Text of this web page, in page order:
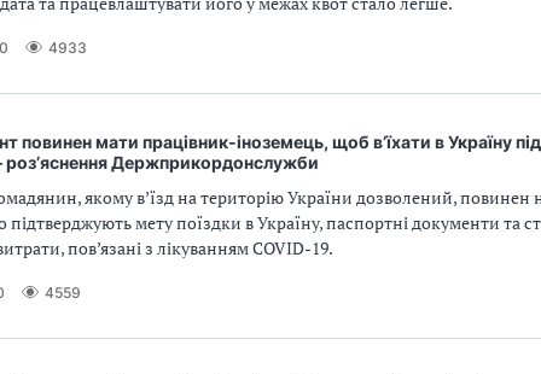
4933
повинен мати працівник-іноземець, щоб в’їхати в Україну
Держприкордонслужби
якому в’їзд на територію України дозволений, повинен
мету поїздки в Україну, паспортні документи та
пов’язані з лікуванням COVID-19.
4559